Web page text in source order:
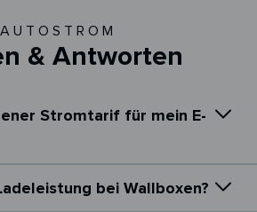
AUTOSTROM
& Antworten
Stromtarif für mein E-
bei Wallboxen?